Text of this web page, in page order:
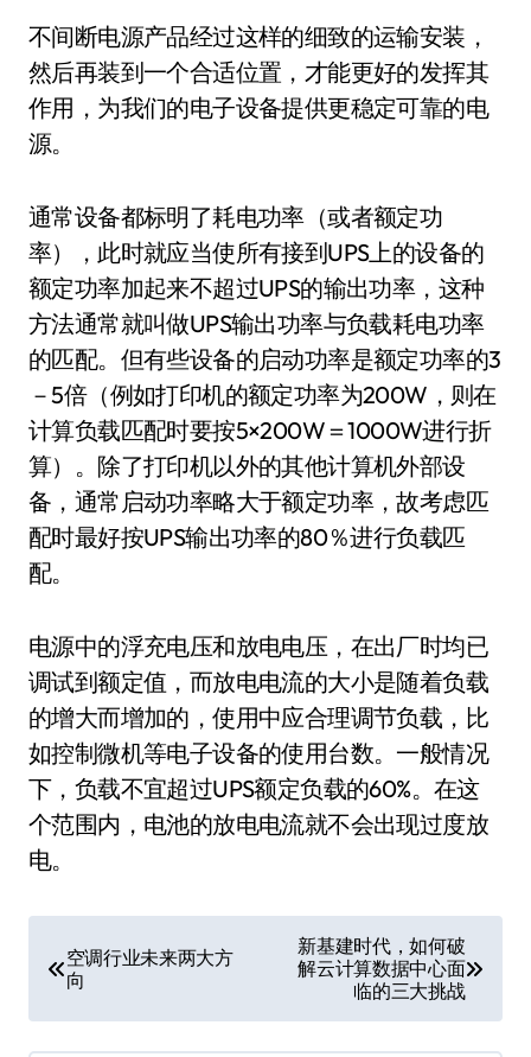
不间断电源产品经过这样的细致的运输安装，
然后再装到一个合适位置，才能更好的发挥其
作用，为我们的电子设备提供更稳定可靠的电
源。
通常设备都标明了耗电功率（或者额定功
率），此时就应当使所有接到UPS上的设备的
额定功率加起来不超过UPS的输出功率，这种
方法通常就叫做UPS输出功率与负载耗电功率
的匹配。但有些设备的启动功率是额定功率的3
－5倍（例如打印机的额定功率为200W，则在
计算负载匹配时要按5×200W＝1000W进行折
算）。除了打印机以外的其他计算机外部设
备，通常启动功率略大于额定功率，故考虑匹
配时最好按UPS输出功率的80％进行负载匹
配。
电源中的浮充电压和放电电压，在出厂时均已
调试到额定值，而放电电流的大小是随着负载
的增大而增加的，使用中应合理调节负载，比
如控制微机等电子设备的使用台数。一般情况
下，负载不宜超过UPS额定负载的60%。在这
个范围内，电池的放电电流就不会出现过度放
电。
章
导
空调行业未来两大方
向
新基建时代，如何破
解云计算数据中心面
临的三大挑战